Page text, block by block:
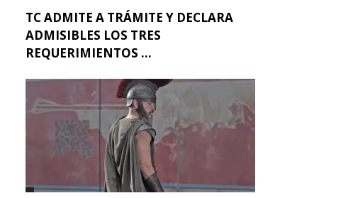
TC ADMITE A TRÁMITE Y DECLARA
ADMISIBLES LOS TRES
REQUERIMIENTOS ...